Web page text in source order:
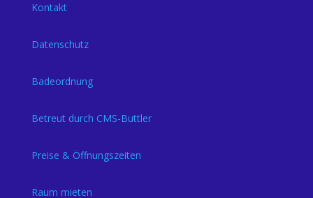
Kontakt
Datenschutz
Badeordnung
Betreut durch CMS-Buttler
Preise & Öffnungszeiten
Raum mieten